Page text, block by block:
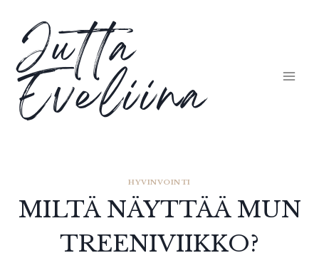
sisältöön
Jutta
Eveliina
HYVINVOINTI
MILTÄ NÄYTTÄÄ MUN
TREENIVIIKKO?